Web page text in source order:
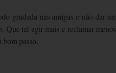
grudada nas amigas e não dar
Que tal agir mais e reclamar
passo.